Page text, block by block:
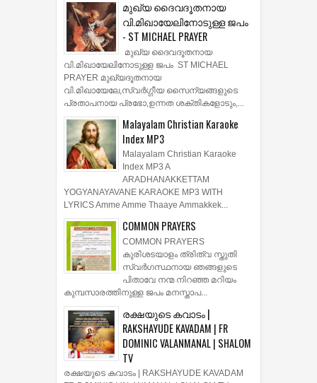
inspirational quotes and Scripture
from the Bible that can help
encourage your spirit as you in
times of...
മുഖ്യ ദൈവദൂതനായ
വി.മിഖായേലിനോടുള്ള ജപം
- ST MICHAEL PRAYER
വി.മിഖായേലിനോടുള്ള ജപം ST MICHAEL
PRAYER മുഖ്യദൂതനായ
വി.മിഖായേലേ,സ്വർഗ്ഗീയ സൈന്യങ്ങളുടെ
പ്രതാപനായ പ്രഭോ,ഉന്നത ശക്തികളോടും,...
Malayalam Christian Karaoke
Index MP3
Index MP3 A
ARADHANAKKETTAM
YOGYANAYAVANE KARAOKE MP3 WITH
LYRICS Amme Amme Thaaye Ammakkek...
COMMON PRAYERS
കുരിശടയാളം ത്രിത്വ സ്തുതി
സ്വര്‍ഗസ്ഥനായ ഞങ്ങളുടെ
പിതാവേ നന്മ നിറഞ്ഞ മറിയം
കുമ്പസാരത്തിനുള്ള ജപം മനസ്താപ...
രക്ഷയുടെ കവാടം |